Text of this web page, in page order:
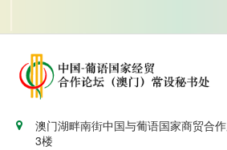
澳门湖畔南街中国与葡语国家商贸合
3楼